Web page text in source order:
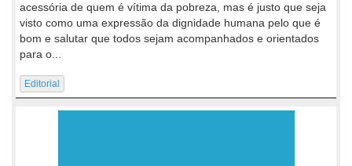
acessória de quem é vítima da pobreza, mas é justo que seja
visto como uma expressão da dignidade humana pelo que é
bom e salutar que todos sejam acompanhados e orientados
para o...
Editorial